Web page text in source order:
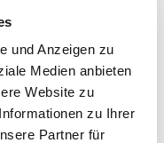
und Anzeigen zu
Medien anbieten
Website zu
zu Ihrer
Partner für
- Fahren - Senken
mm A2 = 240 mm
Gabelbreite540 mm
Max. Hubhöhe200